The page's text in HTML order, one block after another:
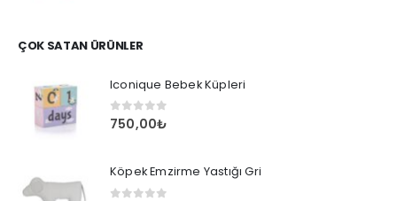
ÇOK SATAN ÜRÜNLER
Iconique Bebek Küpleri
0out of 5
750,00₺
Köpek Emzirme Yastığı Gri